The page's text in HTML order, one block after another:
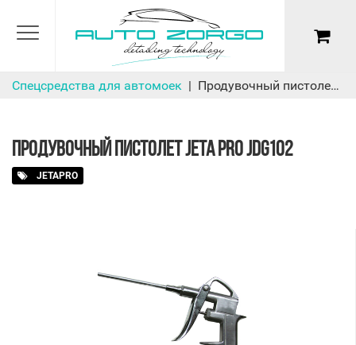
Спецсредства для автомоек Продувочный пистолет JETA PRO JDG102
ПРОДУВОЧНЫЙ ПИСТОЛЕТ JETA PRO JDG102
JETAPRO